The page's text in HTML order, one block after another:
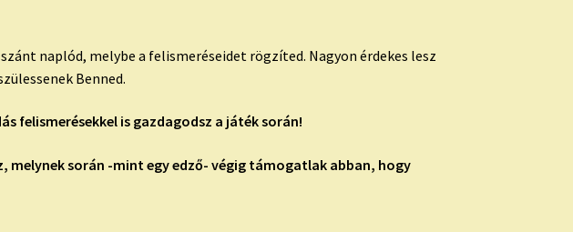
naplód, melybe a felismeréseidet rögzíted. Nagyon érdekes lesz
Benned.
felismerésekkel is gazdagodsz a játék során!
melynek során -mint egy edző- végig támogatlak abban, hogy